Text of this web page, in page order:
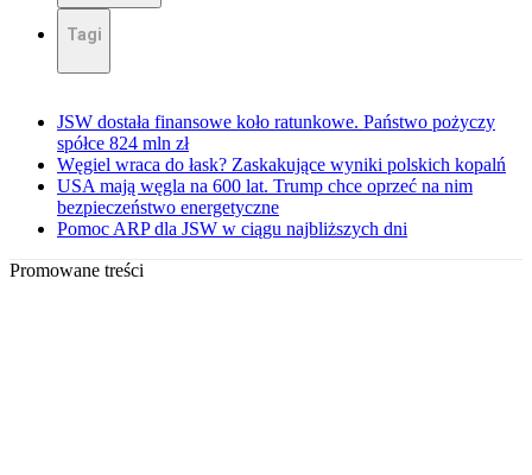
Tagi
JSW dostała finansowe koło ratunkowe. Państwo pożyczy
spółce 824 mln zł
Węgiel wraca do łask? Zaskakujące wyniki polskich kopalń
USA mają węgla na 600 lat. Trump chce oprzeć na nim
bezpieczeństwo energetyczne
Pomoc ARP dla JSW w ciągu najbliższych dni
Promowane treści